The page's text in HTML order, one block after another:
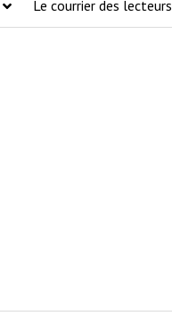
Le courrier des lecteurs